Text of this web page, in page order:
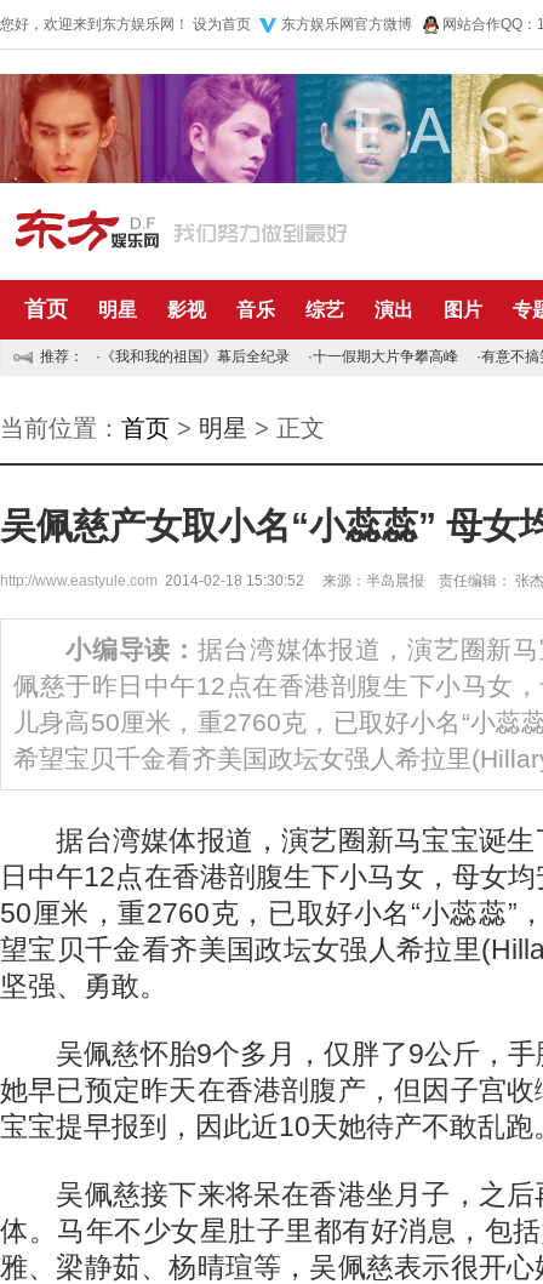
您好，欢迎来到东方娱乐网！ 设为首页 东方娱乐网官方微博 网站合作QQ
首页 明星 影视 音乐 综艺 演出 图片 专
推荐： · 《我和我的祖国》幕后全纪录 ·十一假期大片争攀高峰 ·有意不搞
当前位置： 首页 > 明星 > 正文
吴佩慈产女取小名“小蕊蕊” 母女
http://www.eastyule.com 2014-02-18 15:30:52 来源：半岛晨报 责任编辑： 张杰
小编导读： 据台湾媒体报道，演艺圈新
佩慈于昨日中午12点在香港剖腹生下小马女
儿身高50厘米，重2760克，已取好小名“小蕊
希望宝贝千金看齐美国政坛女强人希拉里
据台湾媒体报道，演艺圈新马宝宝诞生
日中午12点在香港剖腹生下小马女，母女
50厘米，重2760克，已取好小名“小蕊蕊”
望宝贝千金看齐美国政坛女强人希拉里
坚强、勇敢。
吴佩慈怀胎9个多月，仅胖了9公斤，手
她早已预定昨天在香港剖腹产，但因子宫
宝宝提早报到，因此近10天她待产不敢乱跑
吴佩慈接下来将呆在香港坐月子，之后
体。马年不少女星肚子里都有好消息，包
雅、梁静茹、杨晴瑄等，吴佩慈表示很开